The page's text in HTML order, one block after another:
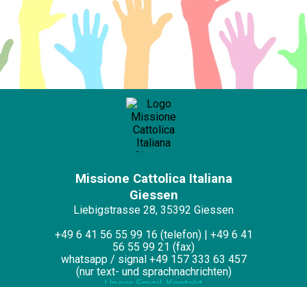
Missione Cattolica Italiana
Giessen
Liebigstrasse 28, 35392 Giessen
+49 6 41 56 55 99 16 (telefon) | +49 6 41
56 55 99 21 (fax)
whatsapp / signal +49 157 333 63 457
(nur text- und sprachnachrichten)
Unser Email-Kontakt